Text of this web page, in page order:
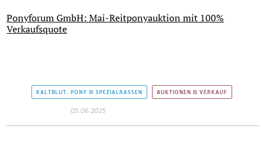
Ponyforum GmbH: Mai-Reitponyauktion mit 100%
Verkaufsquote
KALTBLUT, PONY & SPEZIALRASSEN AUKTIONEN & VERKAUF
05.06.2025